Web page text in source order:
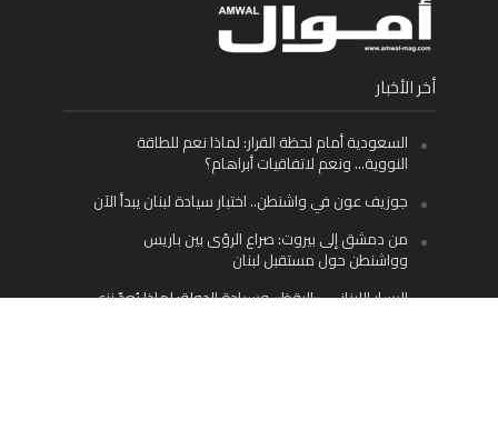
أخر الأخبار
السعودية أمام لحظة القرار: لماذا نعم للطاقة
النووية… ونعم لاتفاقيات أبراهام؟
جوزيف عون في واشنطن.. اختبار سيادة لبنان يبدأ الآن
من دمشق إلى بيروت: صراع الرؤى بين باريس
وواشنطن حول مستقبل لبنان
اليسار اللبناني «اليقظ» وسيادة الدولة: لماذا يُعدّ نزع